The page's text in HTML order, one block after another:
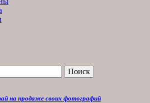
Поиск
на продаже своих фотографий